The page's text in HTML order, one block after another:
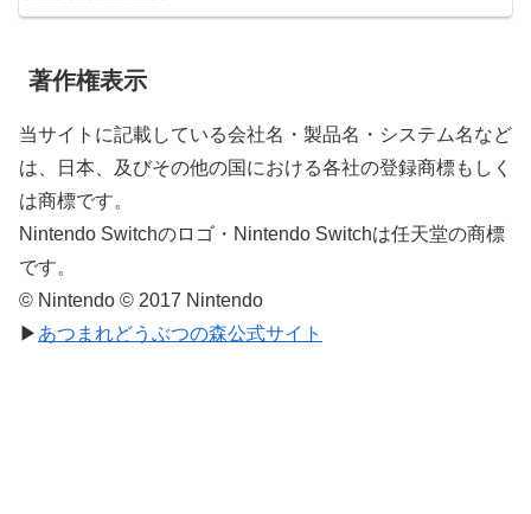
著作権表示
当サイトに記載している会社名・製品名・システム名など
は、日本、及びその他の国における各社の登録商標もしく
は商標です。
Nintendo Switchのロゴ・Nintendo Switchは任天堂の商標
です。
© Nintendo © 2017 Nintendo
▶ あつまれどうぶつの森公式サイト